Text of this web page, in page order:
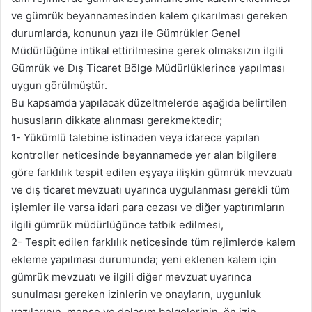
ve gümrük beyannamesinden kalem çıkarılması gereken
durumlarda, konunun yazı ile Gümrükler Genel
Müdürlüğüne intikal ettirilmesine gerek olmaksızın ilgili
Gümrük ve Dış Ticaret Bölge Müdürlüklerince yapılması
uygun görülmüştür.
Bu kapsamda yapılacak düzeltmelerde aşağıda belirtilen
hususların dikkate alınması gerekmektedir;
1- Yükümlü talebine istinaden veya idarece yapılan
kontroller neticesinde beyannamede yer alan bilgilere
göre farklılık tespit edilen eşyaya ilişkin gümrük mevzuatı
ve dış ticaret mevzuatı uyarınca uygulanması gerekli tüm
işlemler ile varsa idari para cezası ve diğer yaptırımların
ilgili gümrük müdürlüğünce tatbik edilmesi,
2- Tespit edilen farklılık neticesinde tüm rejimlerde kalem
ekleme yapılması durumunda; yeni eklenen kalem için
gümrük mevzuatı ve ilgili diğer mevzuat uyarınca
sunulması gereken izinlerin ve onayların, uygunluk